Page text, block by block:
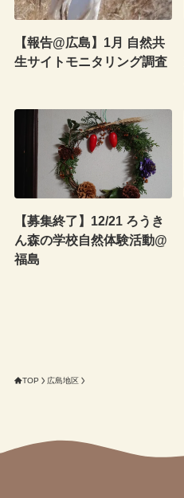
【報告@広島】1月 自然共
生サイトモニタリング調査
【募集終了】12/21 ろうき
ん森の学校自然体験活動@
福島
TOP 広島地区